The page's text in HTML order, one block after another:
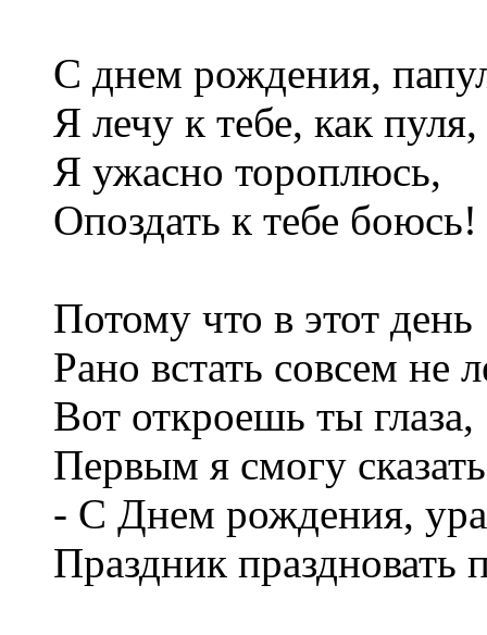
С днем рождения,
Я лечу к тебе, как пуля,
Я ужасно тороплюсь,
Опоздать к тебе боюсь!
Потому что в этот день
Рано встать совсем не
Вот откроешь ты глаза,
Первым я смогу
- С Днем рождения,
Праздник праздновать